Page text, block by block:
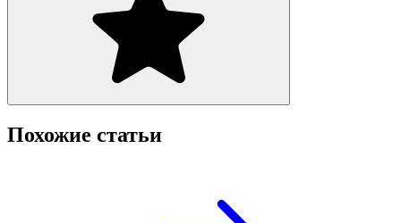
Похожие статьи